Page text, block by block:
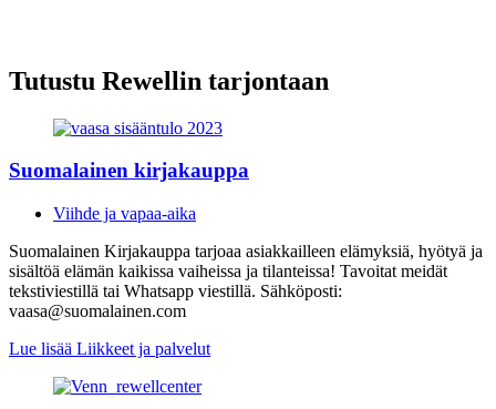
Tutustu Rewellin tarjontaan
Suomalainen kirjakauppa
Viihde ja vapaa-aika
Suomalainen Kirjakauppa tarjoaa asiakkailleen elämyksiä, hyötyä ja
sisältöä elämän kaikissa vaiheissa ja tilanteissa! Tavoitat meidät
tekstiviestillä tai Whatsapp viestillä. Sähköposti:
vaasa@suomalainen.com
Lue lisää Liikkeet ja palvelut